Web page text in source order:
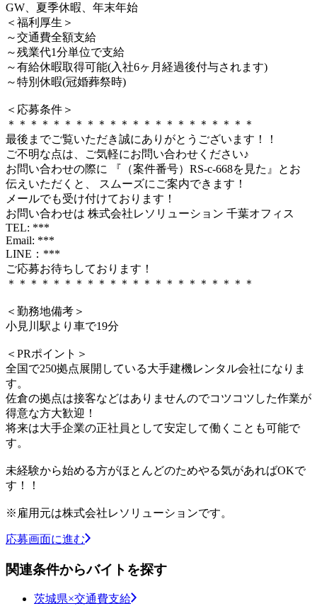
GW、夏季休暇、年末年始
＜福利厚生＞
～交通費全額支給
～残業代1分単位で支給
～有給休暇取得可能(入社6ヶ月経過後付与されます)
～特別休暇(冠婚葬祭時)
＜応募条件＞
＊＊＊＊＊＊＊＊＊＊＊＊＊＊＊＊＊＊＊＊＊＊
最後までご覧いただき誠にありがとうございます！！
ご不明な点は、ご気軽にお問い合わせください♪
お問い合わせの際に 『（案件番号）RS-c-668を見た』とお
伝えいただくと、 スムーズにご案内できます！
メールでも受け付けております！
お問い合わせは 株式会社レソリューション 千葉オフィス
TEL: ***
Email: ***
LINE：***
ご応募お待ちしております！
＊＊＊＊＊＊＊＊＊＊＊＊＊＊＊＊＊＊＊＊＊＊
＜勤務地備考＞
小見川駅より車で19分
＜PRポイント＞
全国で250拠点展開している大手建機レンタル会社になりま
す。
佐倉の拠点は接客などはありませんのでコツコツした作業が
得意な方大歓迎！
将来は大手企業の正社員として安定して働くことも可能で
す。
未経験から始める方がほとんどのためやる気があればOKで
す！！
※雇用元は株式会社レソリューションです。
応募画面に進む
関連条件からバイトを探す
茨城県×交通費支給